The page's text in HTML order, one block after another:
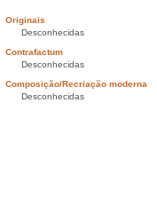
Originais
Desconhecidas
Contrafactum
Desconhecidas
Composição/Recriação moderna
Desconhecidas